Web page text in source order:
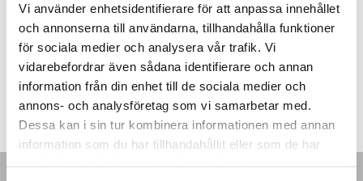
Vi använder enhetsidentifierare för att anpassa innehållet
och annonserna till användarna, tillhandahålla funktioner
för sociala medier och analysera vår trafik. Vi
vidarebefordrar även sådana identifierare och annan
information från din enhet till de sociala medier och
annons- och analysföretag som vi samarbetar med.
Dessa kan i sin tur kombinera informationen med annan
information som du har tillhandahållit eller som de har
funktioner som spänningsmätning upp till 1200 Vac och 1700 vdc.
Samt med kontinuitets- och startströmsmätning och effektmätning.
Modellerna F406 och F606 kan även mäta THD.
5,690.00kr–8,025.00krPrisintervall:
5,690.00 kr
till
8,025.00 kr
LÄS MER